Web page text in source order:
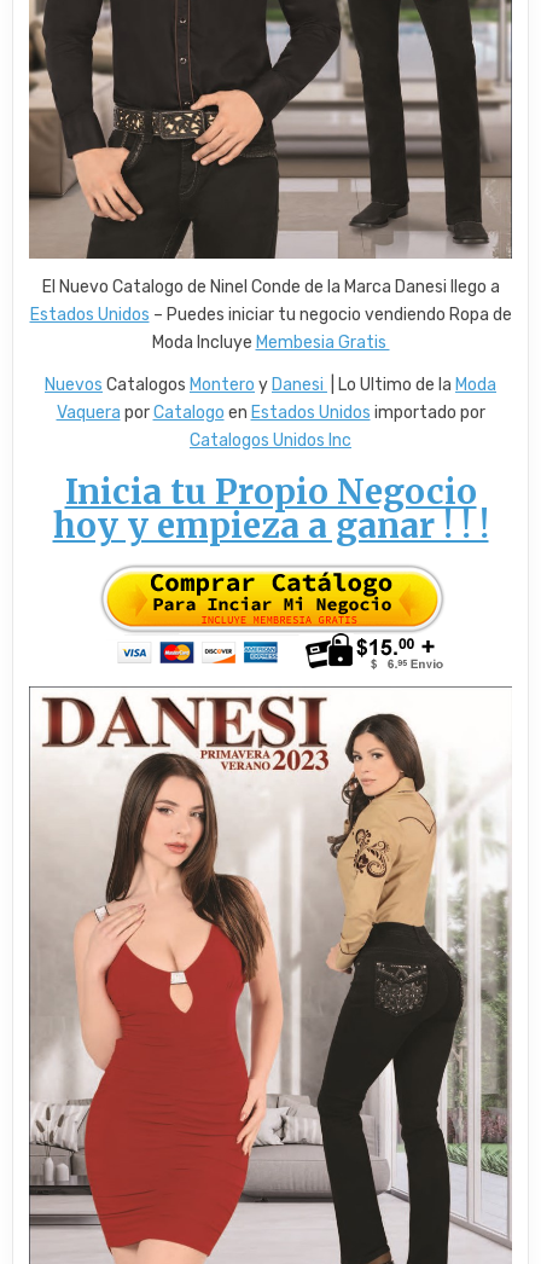
El Nuevo Catalogo de Ninel Conde de la Marca Danesi llego a
Estados Unidos – Puedes iniciar tu negocio vendiendo Ropa de
Moda Incluye Membesia Gratis
Nuevos Catalogos Montero y Danesi | Lo Ultimo de la Moda
Vaquera porCatalogo en Estados Unidos importado por
Catalogos Unidos Inc
Inicia tu Propio Negocio
hoy y empieza a ganar ! ! !